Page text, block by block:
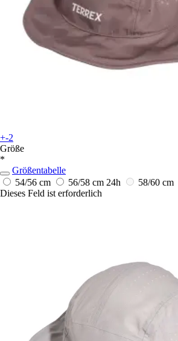
+-2
Größe
*
Größentabelle
54/56 cm
56/58 cm 24h
58/60 cm
Dieses Feld ist erforderlich